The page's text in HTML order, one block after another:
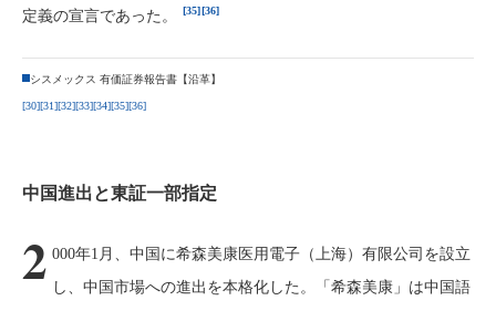
定義の宣言であった。
[35] [36]
シスメックス 有価証券報告書【沿革】
[30][31][32][33][34][35][36]
中国進出と東証一部指定
2 000年1月、中国に希森美康医用電子（上海）有限公司を設立
し、中国市場への進出を本格化した。「希森美康」は中国語